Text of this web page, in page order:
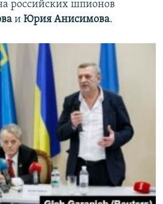
российских шпионов
и Юрия Анисимова.